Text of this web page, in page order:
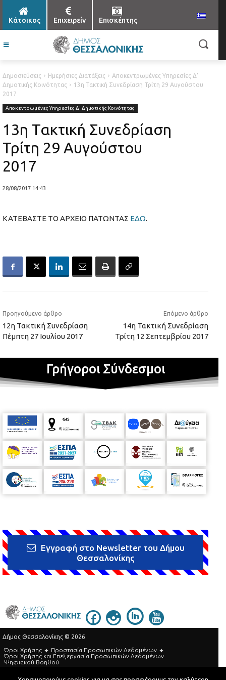
Κάτοικος Επιχειρείν Επισκέπτης
Δημοσιεύσεις Ημερήσιες Διατάξεις
Αποκεντρωμένες Υπηρεσίες Δ'
Δημοτικής Κοινότητας
13η Τακτική Συνεδρίαση Τρίτη 29 Αυγούστου
2017
Αποκεντρωμένες Υπηρεσίες Δ' Δημοτικής Κοινότητας
13η Τακτική Συνεδρίαση
Τρίτη 29 Αυγούστου
2017
28/08/2017 14:43
ΚΑΤΕΒΑΣΤΕ ΤΟ ΑΡΧΕΙΟ ΠΑΤΩΝΤΑΣ ΕΔΩ.
Προηγούμενο άρθρο
12η Τακτική Συνεδρίαση
Πέμπτη 27 Ιουλίου 2017
Επόμενο άρθρο
14η Τακτική Συνεδρίαση
Τρίτη 12 Σεπτεμβρίου 2017
Γρήγοροι Σύνδεσμοι
Εγγραφή στο Newsletter του Δήμου
Θεσσαλονίκης
Δήμος Θεσσαλονίκης © 2026
Όροι Χρήσης
Προστασία Προσωπικών Δεδομένων
Όροι Xρήσης και Eπεξεργασία Προσωπικών Δεδομένων
Ψηφιακού Βοηθού
Τηλεφωνικός Κατάλογος